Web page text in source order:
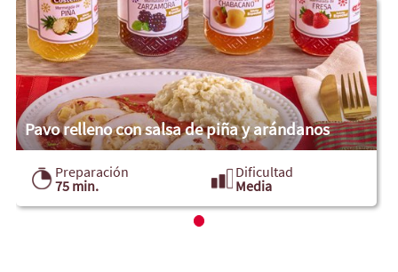
Pavo relleno con salsa de piña y arándanos
Preparación
75 min.
Dificultad
Media